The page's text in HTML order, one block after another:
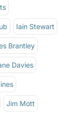
Iain Stewart
Brantley
Davies
Jim Mott